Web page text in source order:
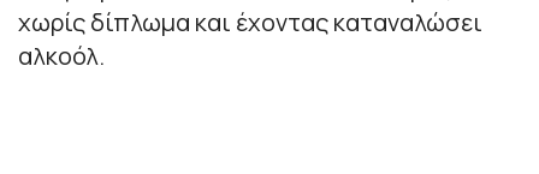
χωρίς δίπλωμα και έχοντας καταναλώσει
αλκοόλ.